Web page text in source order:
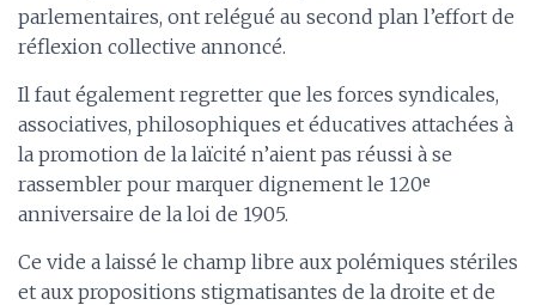
parlementaires, ont relégué au second plan l’effort de
réflexion collective annoncé.
Il faut également regretter que les forces syndicales,
associatives, philosophiques et éducatives attachées à
la promotion de la laïcité n’aient pas réussi à se
rassembler pour marquer dignement le 120ᵉ
anniversaire de la loi de 1905.
Ce vide a laissé le champ libre aux polémiques stériles
et aux propositions stigmatisantes de la droite et de